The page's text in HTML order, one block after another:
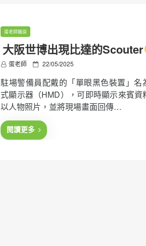
蛋老師雜談
大阪世博出現比達的Scouter
蛋老師
P
s
e
d
n
22/05/2025
駐場警備員配戴的「單眼黑色裝置」名
式顯示器（HMD），可即時顯示來賓資
以人物照片，並將現場畫面回傳…
閱讀更多